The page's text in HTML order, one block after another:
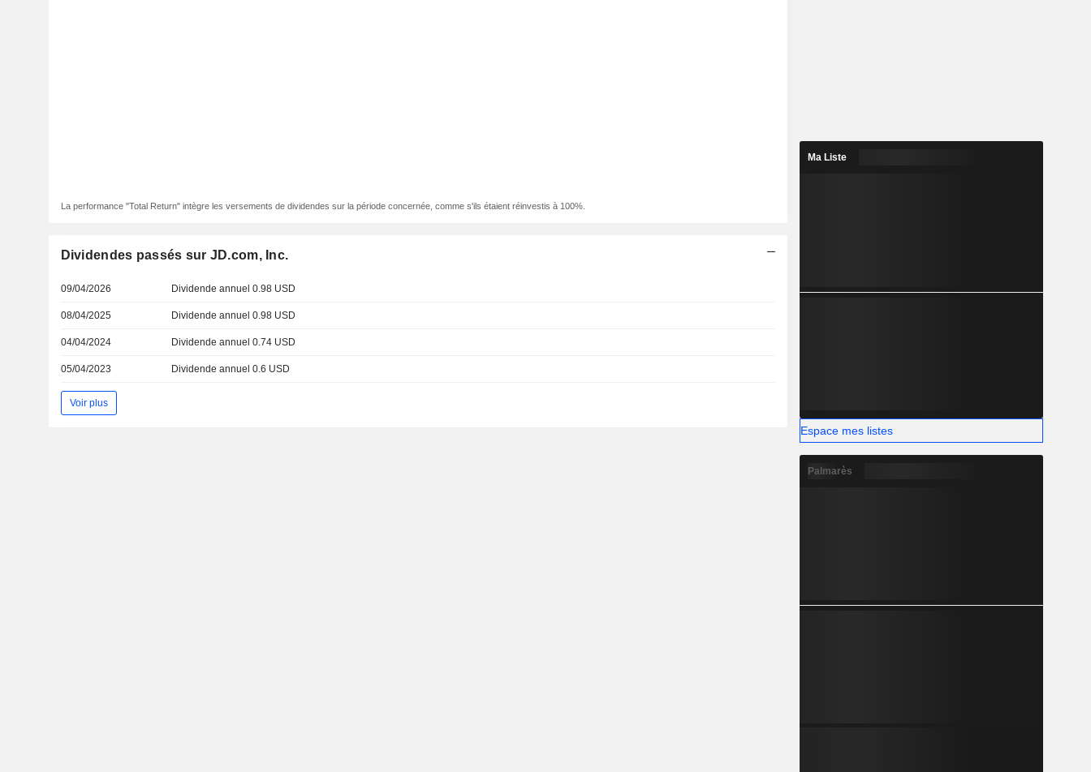
La performance "Total Return" intègre les versements de dividendes sur la période concernée, comme s'ils étaient réinvestis à 100%.
Dividendes passés sur JD.com, Inc.
09/04/2026 Dividende annuel 0.98 USD
08/04/2025 Dividende annuel 0.98 USD
04/04/2024 Dividende annuel 0.74 USD
05/04/2023 Dividende annuel 0.6 USD
Voir plus
Ma Liste
Espace mes listes
Palmarès